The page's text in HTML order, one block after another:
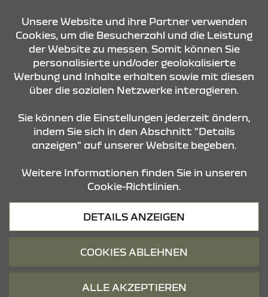
KONTAKT & ANFAHRT
ÖFFNUNGSZEITEN
STANDORTE
Datenschutz
© 2026 Dacia
Unsere Website und ihre Partner verwenden
Cookies, um die Besucherzahl und die Leistung
der Website zu messen. Somit können Sie
personalisierte und/oder geolokalisierte
Werbung und Inhalte erhalten sowie mit diesen
über die sozialen Netzwerke interagieren.
Sie können die Einstellungen jederzeit ändern,
indem Sie sich in den Abschnitt "Details
anzeigen" auf unserer Website begeben.
Weitere Informationen finden Sie in unseren
Cookie-Richtlinien.
DETAILS ANZEIGEN
COOKIES ABLEHNEN
ALLE AKZEPTIEREN